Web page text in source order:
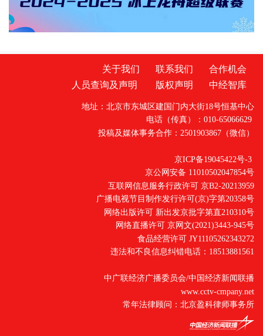
措。省检察院党组成员、副检察长任国强参加
开放日活动，并主持座谈交流会。据介绍，近
关于我们 联系我们
合作机会
人员查询及声明
版权声明 中经智库
地址：北京市东城区建国门内大街18号恒基中心
电话（传真）：010-65066629
投稿及媒体事务合作：2501903867（微信）
京ICP备19045422号-3
京公网安备 11010502047854号
互联网信息服务行政许可 京B2-20213959
广播电视节目制作发行许可(京)字第20358号
网络出版许可 新出发京批字第直210310号
网络直播许可 京网文(2021)3443-945号
食品经营许可 JY11105262343272
违法和不良信息纠错电话：18513881561
中广联经济广播委员会/中国经济新闻联播
www.cctv-cmpany.net
常年法律顾问：北京盈科律师事务所